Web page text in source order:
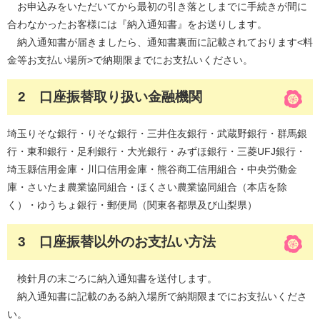
お申込みをいただいてから最初の引き落としまでに手続きが間に
合わなかったお客様には『納入通知書』をお送りします。
納入通知書が届きましたら、通知書裏面に記載されております<料
金等お支払い場所>で納期限までにお支払いください。
2 口座振替取り扱い金融機関
埼玉りそな銀行・りそな銀行・三井住友銀行・武蔵野銀行・群馬銀
行・東和銀行・足利銀行・大光銀行・みずほ銀行・三菱UFJ銀行・
埼玉縣信用金庫・川口信用金庫・熊谷商工信用組合・中央労働金
庫・さいたま農業協同組合・ほくさい農業協同組合（本店を除
く）・ゆうちょ銀行・郵便局（関東各都県及び山梨県）
3 口座振替以外のお支払い方法
検針月の末ごろに納入通知書を送付します。
納入通知書に記載のある納入場所で納期限までにお支払いくださ
い。